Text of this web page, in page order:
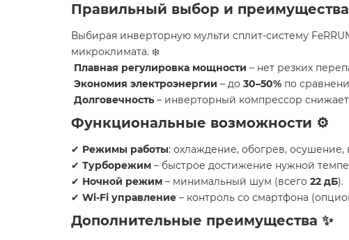
Правильный выбор и преимущества
Выбирая инверторную мульти сплит-систему
микроклимата. ❄️
Плавная регулировка мощности – нет резких
Экономия электроэнергии – до 30–50% по
Долговечность – инверторный компрессор
Функциональные возможности ⚙️
✔ Режимы работы: охлаждение, обогрев, осушение,
✔ Турборежим – быстрое достижение нужной
✔ Ночной режим – минимальный шум (всего 22 дБ).
✔ Wi-Fi управление – контроль со смартфона
Дополнительные преимущества ✨